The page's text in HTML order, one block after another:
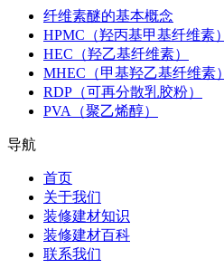
纤维素醚的基本概念
HPMC（羟丙基甲基纤维素）
HEC（羟乙基纤维素）
MHEC（甲基羟乙基纤维素）
RDP（可再分散乳胶粉）
PVA（聚乙烯醇）
导航
首页
关于我们
装修建材知识
装修建材百科
联系我们